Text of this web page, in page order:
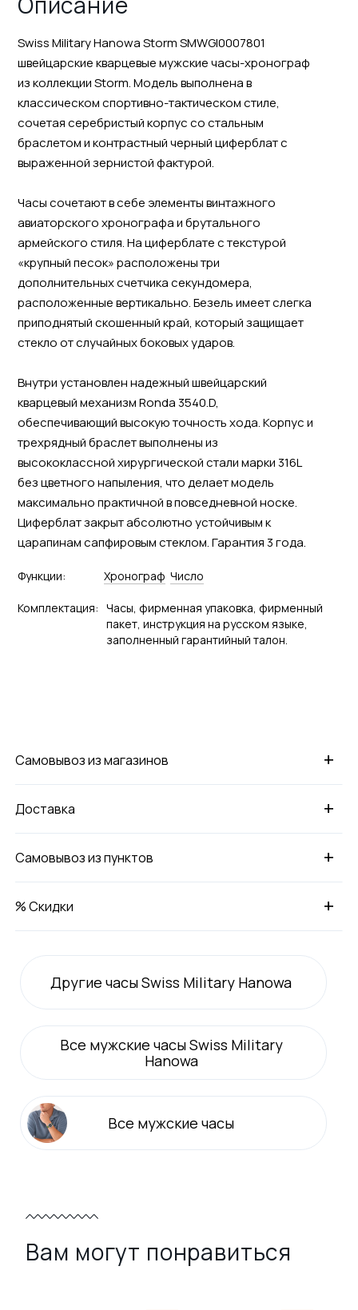
Swiss Military Hanowa Storm SMWGI0007801
швейцарские кварцевые мужские часы-хронограф
из коллекции Storm. Модель выполнена в
классическом спортивно-тактическом стиле,
сочетая серебристый корпус со стальным
браслетом и контрастный черный циферблат с
выраженной зернистой фактурой.
Часы сочетают в себе элементы винтажного
авиаторского хронографа и брутального
армейского стиля. На циферблате с текстурой
«крупный песок» расположены три
дополнительных счетчика секундомера,
расположенные вертикально. Безель имеет слегка
приподнятый скошенный край, который защищает
стекло от случайных боковых ударов.
Внутри установлен надежный швейцарский
кварцевый механизм Ronda 3540.D,
обеспечивающий высокую точность хода. Корпус и
трехрядный браслет выполнены из
высококлассной хирургической стали марки 316L
без цветного напыления, что делает модель
максимально практичной в повседневной носке.
Циферблат закрыт абсолютно устойчивым к
царапинам сапфировым стеклом. Гарантия 3 года.
Функции: Хронограф Число
Комплектация: Часы, фирменная упаковка, фирменный
пакет, инструкция на русском языке,
заполненный гарантийный талон.
+
Самовывоз из магазинов
+
Доставка
+
Самовывоз из пунктов
+
% Скидки
Другие часы Swiss Military Hanowa
Все мужские часы Swiss Military
Hanowa
Все мужские часы
Вам могут понравиться